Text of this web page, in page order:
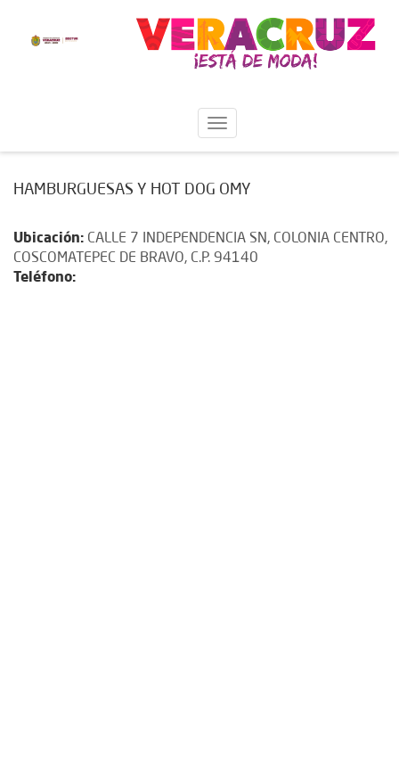
HAMBURGUESAS Y HOT DOG OMY
Ubicación: CALLE 7 INDEPENDENCIA SN, COLONIA CENTRO,
COSCOMATEPEC DE BRAVO, C.P. 94140
Teléfono: